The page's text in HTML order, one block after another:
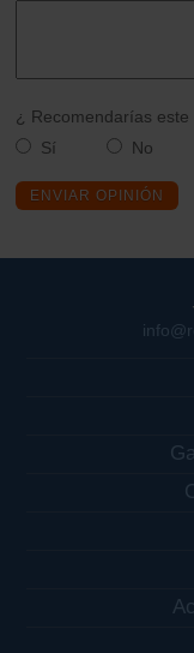
¿ Recomendarías este
Sí
No
ENVIAR OPINIÓN